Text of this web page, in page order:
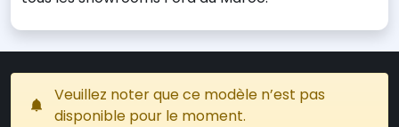
Veuillez noter que ce modèle n’est pas
disponible pour le moment.